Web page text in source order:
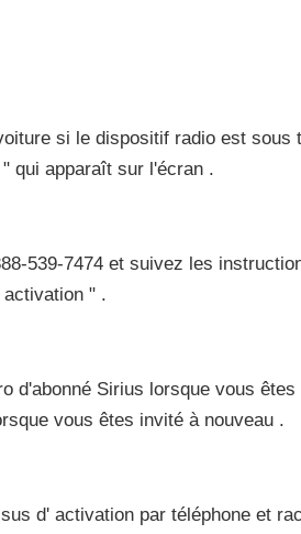
si le dispositif radio est
qui apparaît sur l'écran .
539-7474 et suivez les
" .
d'abonné Sirius lorsque vous
vous êtes invité à nouveau .
d' activation par téléphone et